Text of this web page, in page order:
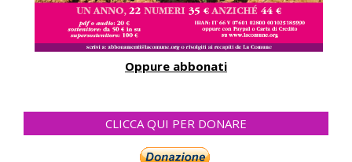
Oppure abbonati
CLICCA QUI PER DONARE